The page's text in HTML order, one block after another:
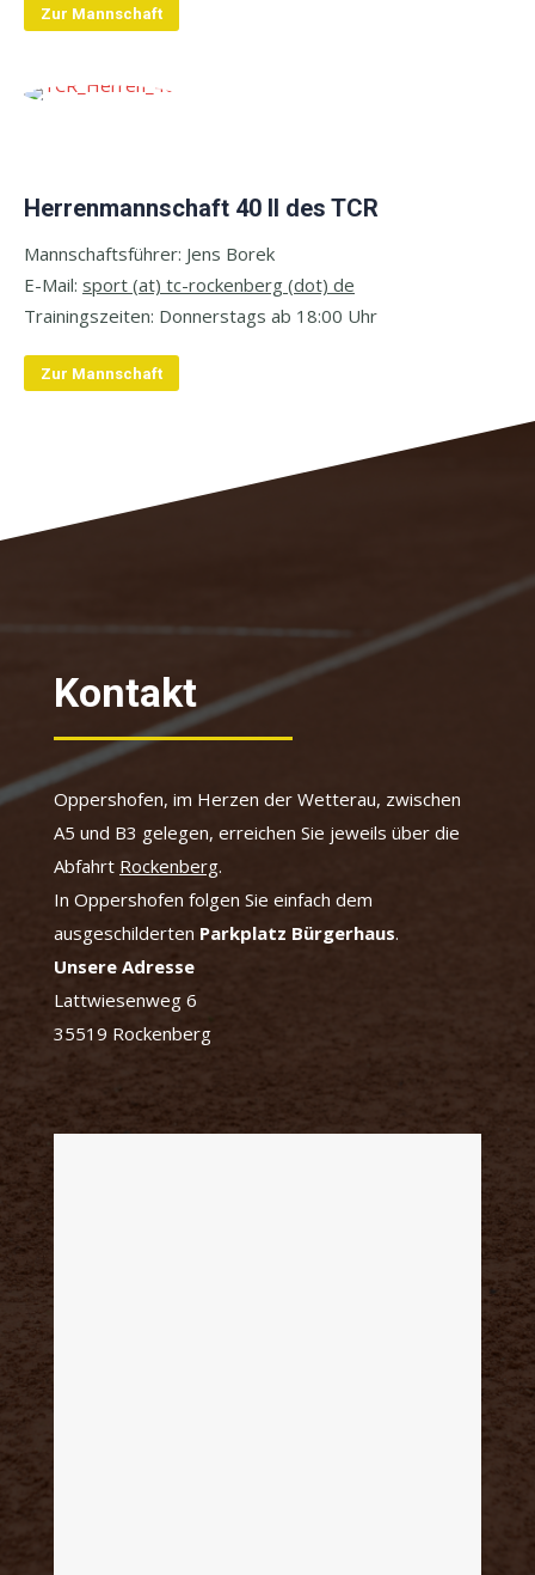
Zur Mannschaft
Herrenmannschaft 40 II des TCR
Mannschaftsführer: Jens Borek
E-Mail: sport (at) tc-rockenberg (dot) de
Trainingszeiten: Donnerstags ab 18:00 Uhr
Zur Mannschaft
Kontakt
Oppershofen, im Herzen der Wetterau, zwischen
A5 und B3 gelegen, erreichen Sie jeweils über die
Abfahrt Rockenberg.
In Oppershofen folgen Sie einfach dem
ausgeschilderten Parkplatz Bürgerhaus.
Unsere Adresse
Lattwiesenweg 6
35519 Rockenberg